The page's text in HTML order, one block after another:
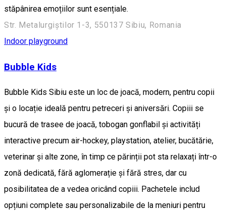
stăpânirea emoțiilor sunt esențiale.
Str. Metalurgiștilor 1-3, 550137 Sibiu, Romania
Indoor playground
Bubble Kids
Bubble Kids Sibiu este un loc de joacă, modern, pentru copii
și o locație ideală pentru petreceri și aniversări. Copiii se
bucură de trasee de joacă, tobogan gonflabil și activități
interactive precum air-hockey, playstation, atelier, bucătărie,
veterinar și alte zone, în timp ce părinții pot sta relaxați într-o
zonă dedicată, fără aglomerație și fără stres, dar cu
posibilitatea de a vedea oricând copiii. Pachetele includ
opțiuni complete sau personalizabile de la meniuri pentru